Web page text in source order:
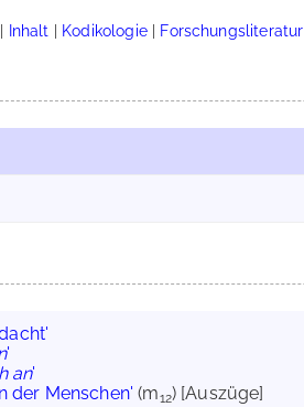
| Inhalt | Kodikologie| Forschungsliteratur
'
an'
der Menschen' (m12) [Auszüge]